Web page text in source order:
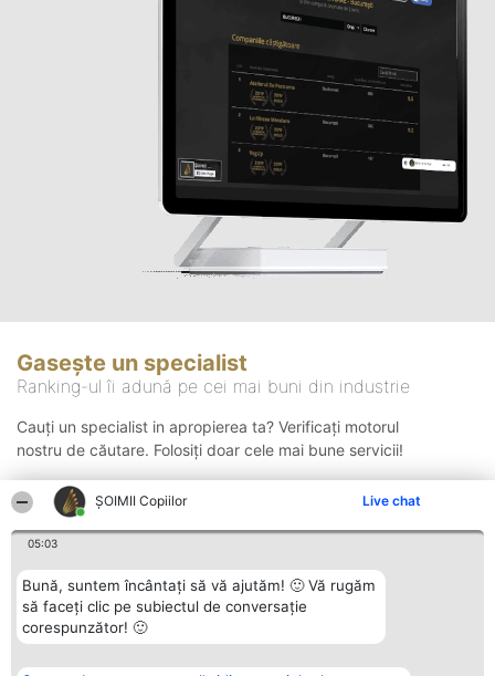
ȘOIMII Copiilor Live chat
05:03
Bună, suntem încântați să vă ajutăm! 🙂 Vă rugăm
să faceți clic pe subiectul de conversație
corespunzător! 🙂
Gasește un specialist
Ranking-ul îi adună pe cei mai buni din industrie
Cauți un specialist in apropierea ta? Verificați motorul
nostru de căutare. Folosiți doar cele mai bune servicii!